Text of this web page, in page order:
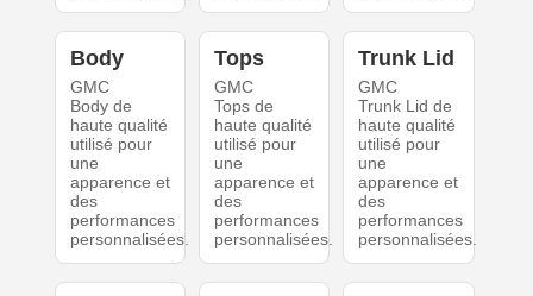
Body
GMC
Body de
haute qualité
utilisé pour
une
apparence et
des
performances
personnalisées.
Tops
GMC
Tops de
haute qualité
utilisé pour
une
apparence et
des
performances
personnalisées.
Trunk Lid
GMC
Trunk Lid de
haute qualité
utilisé pour
une
apparence et
des
performances
personnalisées.